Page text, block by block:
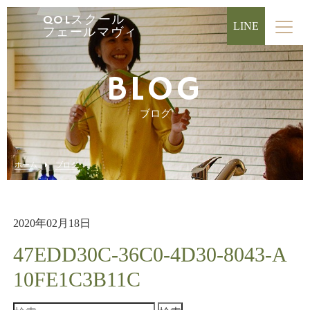
QOLスクール
フェールマヴィ
LINE
BLOG
ブログ
ホーム ブログ
2020年02月18日
47EDD30C-36C0-4D30-8043-A
10FE1C3B11C